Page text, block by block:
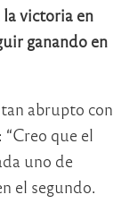
victoria en
ganando en
abrupto con
que el
uno de
el segundo.